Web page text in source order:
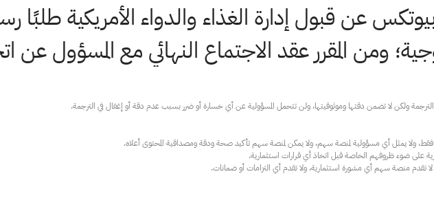
عن قبول إدارة الغذاء والدواء الأمريكية طلبًا
ومن المقرر عقد الاجتماع النهائي مع المسؤول عن
تقدم منصة سهم أي مشورة استثمارية، ولا تقدم أي التزامات أو ضمانات.